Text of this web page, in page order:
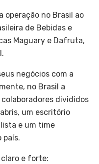
operação no Brasil ao
de Bebidas e
Maguary e Dafruta,
negócios com a
no Brasil a
divididos
um escritório
e um time
país.
e forte: